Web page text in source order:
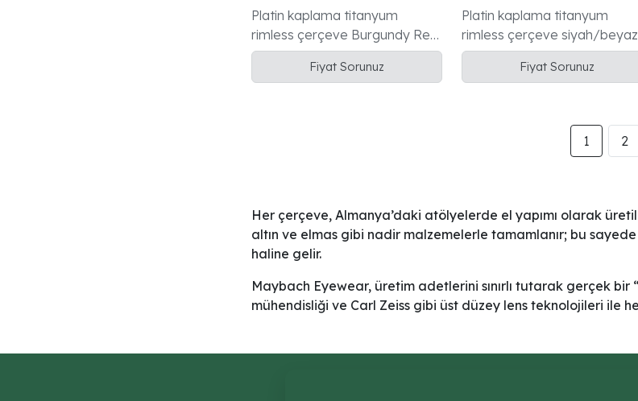
Gunes Gozlugu
Platin kaplama titanyum
rimless çerçeve Burgundy Red
BEM/Ebony ahşap şakak
Fiyat Sorunuz
Gozlugu
Platin kaplama titanyum
rimless çerçeve siyah/beyaz
mermer manda boynuzu
Fiyat Sorunuz
1 2
Her çerçeve, Almanya’daki atölyelerde el yapımı olarak
altın ve elmas gibi nadir malzemelerle tamamlanır; bu
haline gelir.
Maybach Eyewear, üretim adetlerini sınırlı tutarak gerçek
mühendisliği ve Carl Zeiss gibi üst düzey lens teknolojileri ile